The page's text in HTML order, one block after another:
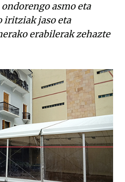
asmo eta
iritziak jaso eta
erabilerak zehazte